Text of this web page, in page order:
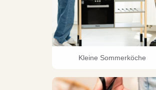
Kleine Sommerköche